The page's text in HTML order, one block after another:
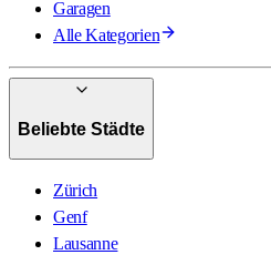
Garagen
Alle Kategorien
Beliebte Städte
Zürich
Genf
Lausanne